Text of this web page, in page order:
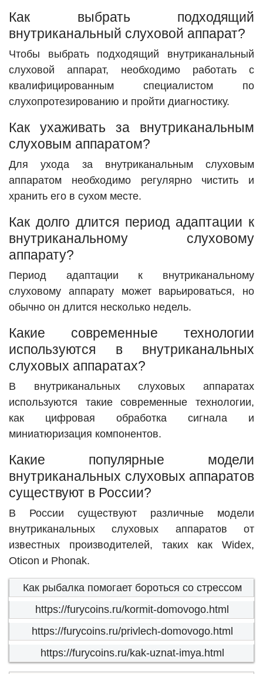
Как выбрать подходящий
внутриканальный слуховой аппарат?
Чтобы выбрать подходящий внутриканальный
слуховой аппарат, необходимо работать с
квалифицированным специалистом по
слухопротезированию и пройти диагностику.
Как ухаживать за внутриканальным
слуховым аппаратом?
Для ухода за внутриканальным слуховым
аппаратом необходимо регулярно чистить и
хранить его в сухом месте.
Как долго длится период адаптации к
внутриканальному слуховому
аппарату?
Период адаптации к внутриканальному
слуховому аппарату может варьироваться, но
обычно он длится несколько недель.
Какие современные технологии
используются в внутриканальных
слуховых аппаратах?
В внутриканальных слуховых аппаратах
используются такие современные технологии,
как цифровая обработка сигнала и
миниатюризация компонентов.
Какие популярные модели
внутриканальных слуховых аппаратов
существуют в России?
В России существуют различные модели
внутриканальных слуховых аппаратов от
известных производителей, таких как Widex,
Oticon и Phonak.
Как рыбалка помогает бороться со стрессом
https://furycoins.ru/kormit-domovogo.html
https://furycoins.ru/privlech-domovogo.html
https://furycoins.ru/kak-uznat-imya.html